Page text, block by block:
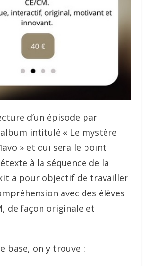
d’un épisode par
intitulé « Le mystère
» et qui sera le point
à la séquence de la
a pour objectif de travailler
avec des élèves
de façon originale et
base, on y trouve :